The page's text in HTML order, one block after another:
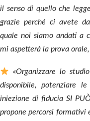
il senso di quello che
grazie perché ci avete
quale noi siamo andati a
mi aspetterà la prova
«Organizzare lo
disponibile, potenziare
iniezione di fiducia SI
propone percorsi formativi